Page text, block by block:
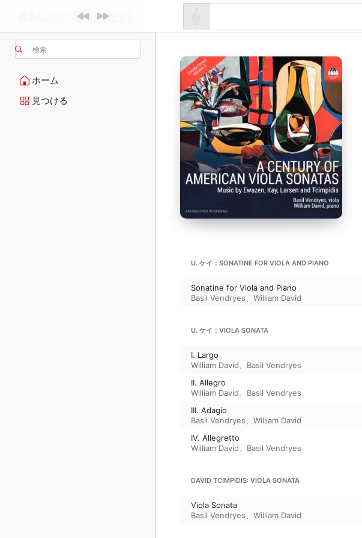
検索
ホーム
見つける
U. ケイ：SONATINE FOR VIOLA AND PIANO
Sonatine for Viola and Piano
Basil Vendryes
William David
U. ケイ：VIOLA SONATA
I. Largo
William David
Basil Vendryes
II. Allegro
William David
Basil Vendryes
III. Adagio
Basil Vendryes
William David
IV. Allegretto
William David
Basil Vendryes
DAVID TCIMPIDIS: VIOLA SONATA
Viola Sonata
Basil Vendryes
William David